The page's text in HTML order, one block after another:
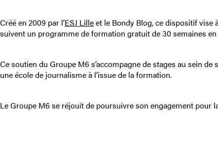
Créé en 2009 par l’ESJ Lilleet le Bondy Blog, ce dispositif vise
suivent un programme de formation gratuit de 30 semaines
Ce soutien du Groupe M6 s’accompagne de stages au sein
une école de journalisme à l’issue de la formation.
Le Groupe M6 se réjouit de poursuivre son engagement